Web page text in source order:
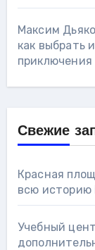
Максим
как выбрать
приключения
Свежие
Красная
всю историю
Учебный